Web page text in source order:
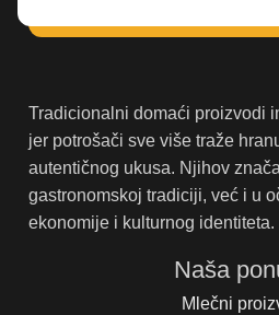
Tradicionalni domaći proizvodi
jer potrošači sve više traže
autentičnog ukusa. Njihov
gastronomskoj tradiciji, već i u
ekonomije i kulturnog identiteta.
Naša
Mlečni